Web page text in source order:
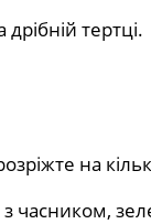
тертці.
на
з часником,